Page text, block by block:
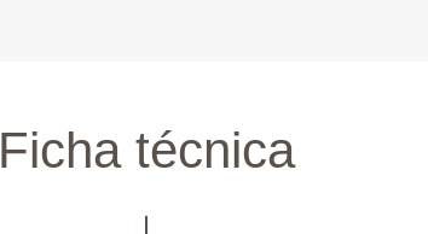
Ficha técnica